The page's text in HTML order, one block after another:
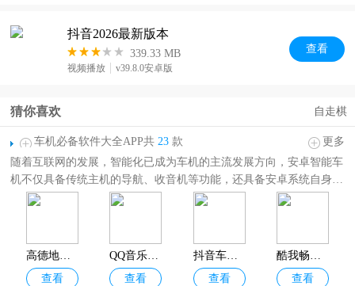
抖音2026最新版本
339.33 MB
视频播放 v39.8.0安卓版
查看
自走棋
猜你喜欢
车机必备软件大全APP共 23 款
更多
随着互联网的发展，智能化已成为车机的主流发展方向，安卓智能车
机不仅具备传统主机的导航、收音机等功能，还具备安卓系统自身可
联网，像手机一样可尽情享受丰富的应用。哪些应用又是车机必不可
地图车机版、QQ音乐车机版、微信车机版 、hicar安卓车机通用版
等，需要的用户欢迎分享收藏！
高德地图车机版2026最新版
查看
QQ音乐车机版
查看
抖音车机版
查看
酷我畅听车载版
查看